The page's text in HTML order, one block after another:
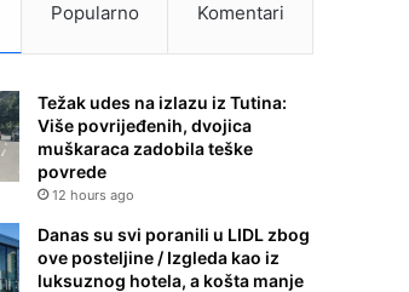
Popularno Komentari
Težak udes na izlazu iz Tutina:
Više povrijeđenih, dvojica
muškaraca zadobila teške
povrede
12 hours ago
Danas su svi poranili u LIDL zbog
ove posteljine / Izgleda kao iz
luksuznog hotela, a košta manje